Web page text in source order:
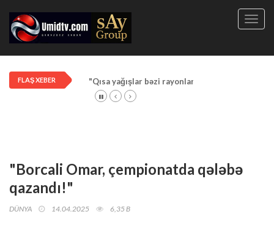
FLAŞ XEBER "Qısa yağışlar bəzi rayonlarda davam edir"
"Borcali Omar, çempionatda qələbə
qazandı!"
DÜNYA 14.04.2025 6,35 B